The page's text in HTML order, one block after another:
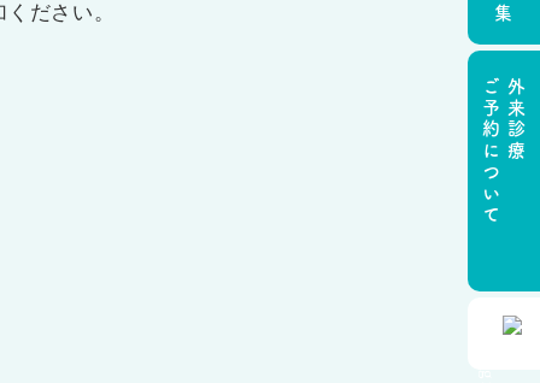
ださい。
外来診療
ご予約について